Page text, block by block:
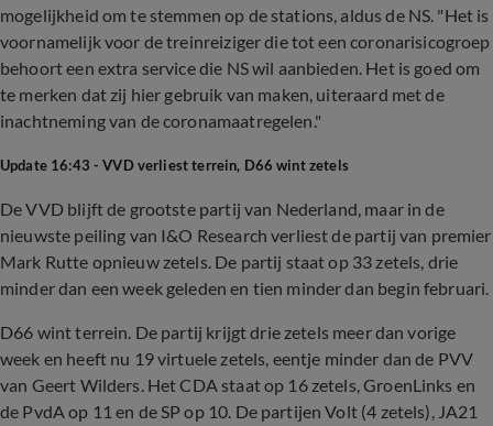
mogelijkheid om te stemmen op de stations, aldus de NS. "Het is
voornamelijk voor de treinreiziger die tot een coronarisicogroep
behoort een extra service die NS wil aanbieden. Het is goed om
te merken dat zij hier gebruik van maken, uiteraard met de
inachtneming van de coronamaatregelen."
Update 16:43 - VVD verliest terrein, D66 wint zetels
De VVD blijft de grootste partij van Nederland, maar in de
nieuwste peiling van I&O Research verliest de partij van premier
Mark Rutte opnieuw zetels. De partij staat op 33 zetels, drie
minder dan een week geleden en tien minder dan begin februari.
D66 wint terrein. De partij krijgt drie zetels meer dan vorige
week en heeft nu 19 virtuele zetels, eentje minder dan de PVV
van Geert Wilders. Het CDA staat op 16 zetels, GroenLinks en
de PvdA op 11 en de SP op 10. De partijen Volt (4 zetels), JA21